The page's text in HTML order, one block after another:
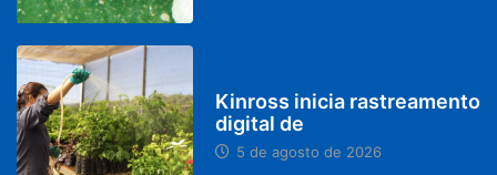
Kinross inicia rastreamento
digital de
5 de agosto de 2026